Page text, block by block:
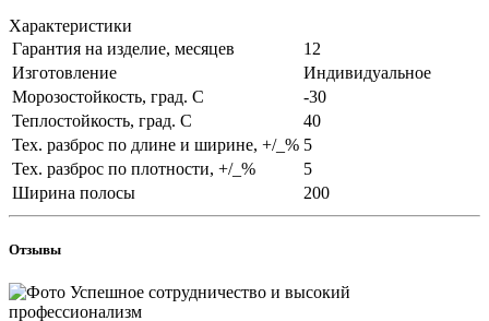
Характеристики
Гарантия на изделие, месяцев
12
Изготовление
Индивидуальное
Морозостойкость, град. С
-30
Теплостойкость, град. С
40
Тех. разброс по длине и ширине, +/_% 5
Тех. разброс по плотности, +/_%
5
Ширина полосы
200
Отзывы